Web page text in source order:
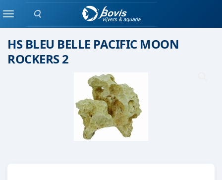
Zoeken
MenuKeramiek/ kunststof
HS BLEU BELLE PACIFIC MOON
ROCKERS 2